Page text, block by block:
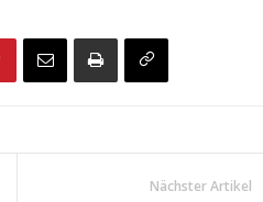
Nächster Artikel